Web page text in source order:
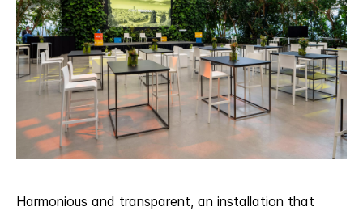
Harmonious and transparent, an installation that